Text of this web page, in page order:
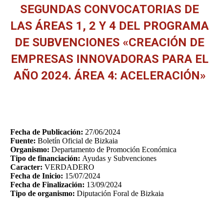
SEGUNDAS CONVOCATORIAS DE
LAS ÁREAS 1, 2 Y 4 DEL PROGRAMA
DE SUBVENCIONES «CREACIÓN DE
EMPRESAS INNOVADORAS PARA EL
AÑO 2024. ÁREA 4: ACELERACIÓN»
Fecha de Publicación: 27/06/2024
Fuente: Boletín Oficial de Bizkaia
Organismo: Departamento de Promoción Económica
Tipo de financiación: Ayudas y Subvenciones
Caracter: VERDADERO
Fecha de Inicio: 15/07/2024
Fecha de Finalización: 13/09/2024
Tipo de organismo: Diputación Foral de Bizkaia